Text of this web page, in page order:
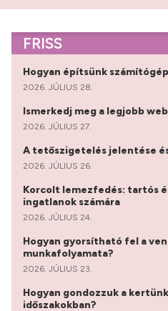
FRISS
Hogyan építsünk
2026. JÚLIUS 28.
Ismerkedj meg a legjobb
2026. JÚLIUS 27.
A tetőszigetelés jelentése
2026. JÚLIUS 26.
Korcolt lemezfedés: tartós
ingatlanok számára
2026. JÚLIUS 24.
Hogyan gyorsítható fel a
munkafolyamata?
2026. JÚLIUS 23.
Hogyan gondozzuk a
időszakokban?